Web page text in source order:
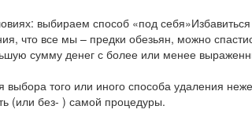
что все мы – предки обезьян, можно
сумму денег с более или менее
того или иного способа удаления
(или без- ) самой процедуры.